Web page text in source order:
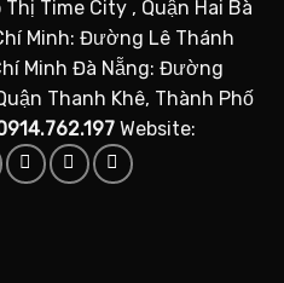
Thị Time City , Quận Hai Bà
Minh: Đường Lê Thánh
Minh Đà Nẵng: Đường
Thanh Khê, Thành Phố
Website: